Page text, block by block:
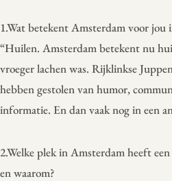
1.Wat betekent Amsterdam voor jou
“Huilen. Amsterdam betekent nu
vroeger lachen was. Rijklinkse
hebben gestolen van humor,
informatie. En dan vaak nog in een
2.Welke plek in Amsterdam heeft
en waarom?